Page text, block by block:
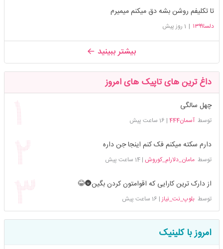
تا تکلیفم روشن بشه دق میکنم میمیرم
دلسا۱۳۹۹ | 1 روز پیش
بیشتر ببینید
داغ ترین های تاپیک های امروز
چهل سالگی
توسطآسمان444 | 16 ساعت پیش
دارم سکته میکنم فک کنم اینجا جن داره
توسطمامان_دلارام_کوروش |14 ساعت پیش
از دارک ترین کارایی که اقوامتون کردن بگین🌚😂
توسطبلوپ_نت_نیاز | 16 ساعت پیش
امروز با کلینیک